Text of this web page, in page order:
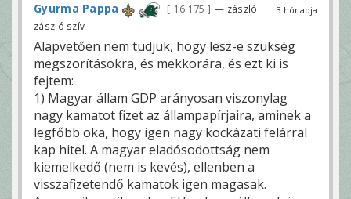
3 hónapja
Gyurma Pappa 16 175
— zászló
zászló szív
Alapvetően nem tudjuk, hogy lesz-e szükség
megszorításokra, és mekkorára, és ezt ki is
fejtem:
1) Magyar állam GDP arányosan viszonylag
nagy kamatot fizet az állampapírjaira, aminek a
legfőbb oka, hogy igen nagy kockázati felárral
kap hitel. A magyar eladósodottság nem
kiemelkedő (nem is kevés), ellenben a
visszafizetendő kamatok igen magasak.